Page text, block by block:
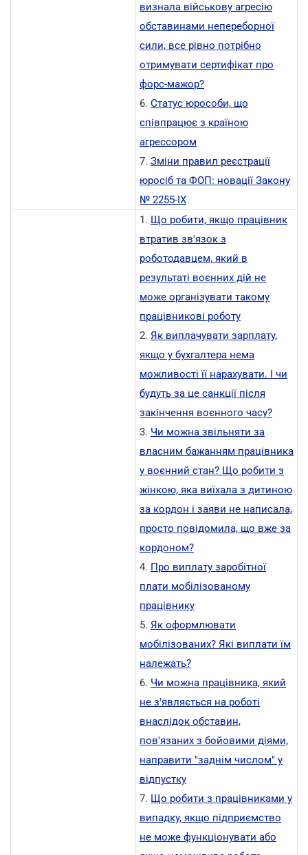
визнала військову агресію
обставинами непереборної
сили, все рівно потрібно
отримувати сертифікат про
форс-мажор?
6. Статус юрособи, що
співпрацює з країною
агрессором
7. Зміни правил реєстрації
юросіб та ФОП: новації Закону
№ 2255-IX
1. Що робити, якщо працівник
втратив зв'язок з
роботодавцем, який в
результаті воєнних дій не
може організувати такому
працівникові роботу
2. Як виплачувати зарплату,
якщо у бухгалтера нема
можливості її нарахувати. І чи
будуть за це санкції після
закінчення воєнного часу?
3. Чи можна звільняти за
власним бажанням працівника
у воєнний стан? Що робити з
жінкою, яка виїхала з дитиною
за кордон і заяви не написала,
просто повідомила, що вже за
кордоном?
4. Про виплату заробітної
плати мобілізованому
працівнику
5. Як оформлювати
мобілізованих? Які виплати їм
належать?
6. Чи можна працівника, який
не з'являється на роботі
внаслідок обставин,
пов'язаних з бойовими діями,
направити "заднім числом" у
відпустку
7. Що робити з працівниками у
випадку, якщо підприємство
не може функціонувати або